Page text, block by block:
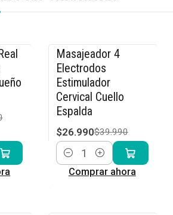
-33% OFF
Masajeador 4
Electrodos
Estimulador
Cervical Cuello
Espalda
$26.990$39.990
Cantidad
Comprar ahora